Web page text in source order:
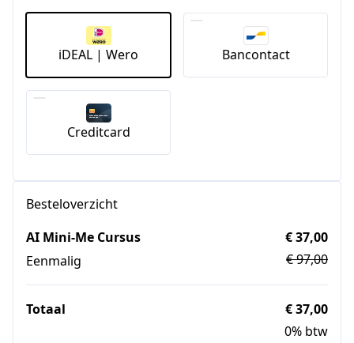
iDEAL | Wero Bancontact
Creditcard
Besteloverzicht
AI Mini-Me Cursus
Eenmalig
€ 37,00
€ 97,00
Totaal
€ 37,00
0% btw